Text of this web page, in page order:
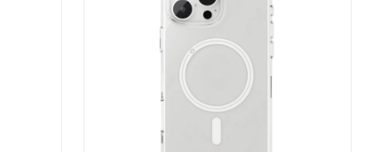
Товар под заказ